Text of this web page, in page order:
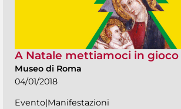
A Natale mettiamoci in gioco
Museo di Roma
04/01/2018
Evento|Manifestazioni